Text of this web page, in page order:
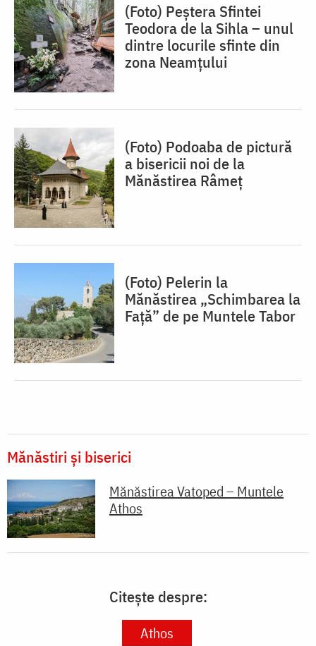
(Foto) Peștera Sfintei
Teodora de la Sihla – unul
dintre locurile sfinte din
zona Neamțului
(Foto) Podoaba de pictură
a bisericii noi de la
Mănăstirea Râmeț
(Foto) Pelerin la
Mănăstirea „Schimbarea la
Față” de pe Muntele Tabor
Mănăstiri și biserici
Mănăstirea Vatoped – Muntele
Athos
Citește despre:
Athos